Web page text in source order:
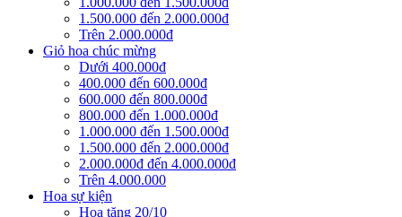
1.500.000 đến 2.000.000đ
Trên 2.000.000đ
Giỏ hoa chúc mừng
Dưới 400.000đ
400.000 đến 600.000đ
600.000 đến 800.000đ
800.000 đến 1.000.000đ
1.000.000 đến 1.500.000đ
1.500.000 đến 2.000.000đ
2.000.000đ đến 4.000.000đ
Trên 4.000.000
Hoa sự kiện
Hoa tặng 20/10